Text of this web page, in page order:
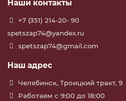
Наши контакты
+7 (351) 214-20- 90
spetszap74@yandex.ru
spetszap74@gmail.com
Наш адрес
Челябинск, Троицкий тракт, 9
Работаем с 9:00 до 18:00